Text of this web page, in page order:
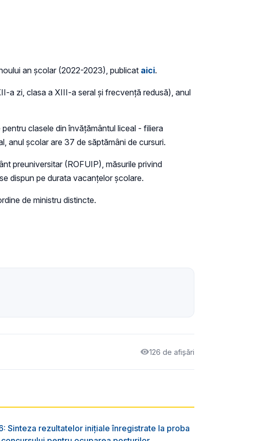
an școlar (2022-2023), publicat aici.
a zi, clasa a XIII-a seral și frecvență redusă), anul
pentru clasele din învățământul liceal - filiera
anul școlar are 37 de săptămâni de cursuri.
preuniversitar (ROFUIP), măsurile privind
dispun pe durata vacanțelor școlare.
de ministru distincte.
126 de afișări
Sinteza rezultatelor inițiale înregistrate la proba